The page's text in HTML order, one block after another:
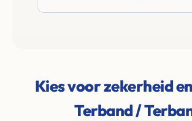
Kies voor zekerheid
Terband /